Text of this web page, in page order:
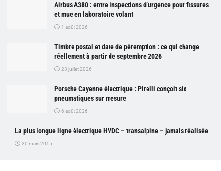
Airbus A380 : entre inspections d’urgence pour fissures
et mue en laboratoire volant
1 août 2026
Timbre postal et date de péremption : ce qui change
réellement à partir de septembre 2026
23 juillet 2026
Porsche Cayenne électrique : Pirelli conçoit six
pneumatiques sur mesure
6 août 2026
La plus longue ligne électrique HVDC – transalpine – jamais réalisée
30 mars 2015